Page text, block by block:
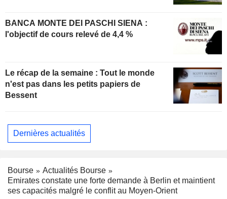
BANCA MONTE DEI PASCHI SIENA :
l'objectif de cours relevé de 4,4 %
Le récap de la semaine : Tout le monde
n'est pas dans les petits papiers de
Bessent
Dernières actualités
Bourse
Actualités Bourse
Emirates constate une forte demande à Berlin et maintient
ses capacités malgré le conflit au Moyen-Orient